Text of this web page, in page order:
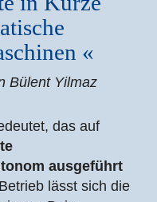
«
Bülent Yilmaz
das auf
ausgeführt
lässt sich die